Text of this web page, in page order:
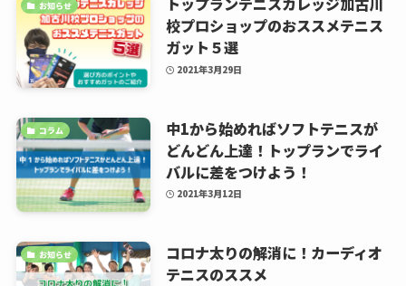
お知らせ
校プロショップのおススメテニス
ガット５選
2021年3月29日
コラム
中1から始めればソフトテニスが
どんどん上達！トップランでライ
バルに差をつけよう！
2021年3月12日
お知らせ
コロナ太りの解消に！カーディオ
テニスのススメ